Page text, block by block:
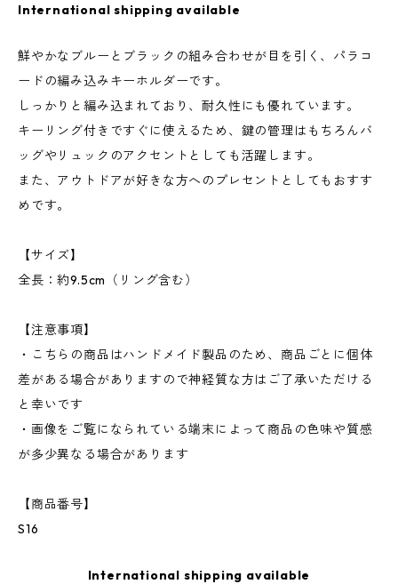
International shipping available
鮮やかなブルーとブラックの組み合わせが目を引く、パラコ
ードの編み込みキーホルダーです。
しっかりと編み込まれており、耐久性にも優れています。
キーリング付きですぐに使えるため、鍵の管理はもちろんバ
ッグやリュックのアクセントとしても活躍します。
また、アウトドアが好きな方へのプレセントとしてもおすす
めです。
【サイズ】
全長：約9.5cm（リング含む）
【注意事項】
・こちらの商品はハンドメイド製品のため、商品ごとに個体
差がある場合がありますので神経質な方はご了承いただける
と幸いです
・画像をご覧になられている端末によって商品の色味や質感
が多少異なる場合があります
【商品番号】
S16
International shipping available